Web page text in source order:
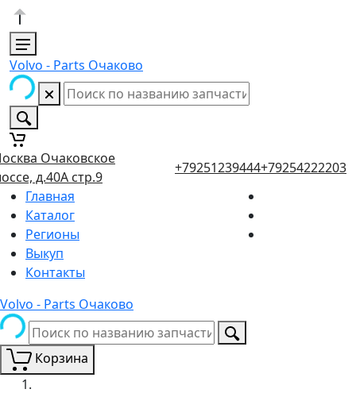
Volvo - Parts Очаково
Очаковское
д.40А стр.9
+79251239444+79254222203
Главная
Каталог
Регионы
Выкуп
Контакты
Volvo - Parts Очаково
Корзина